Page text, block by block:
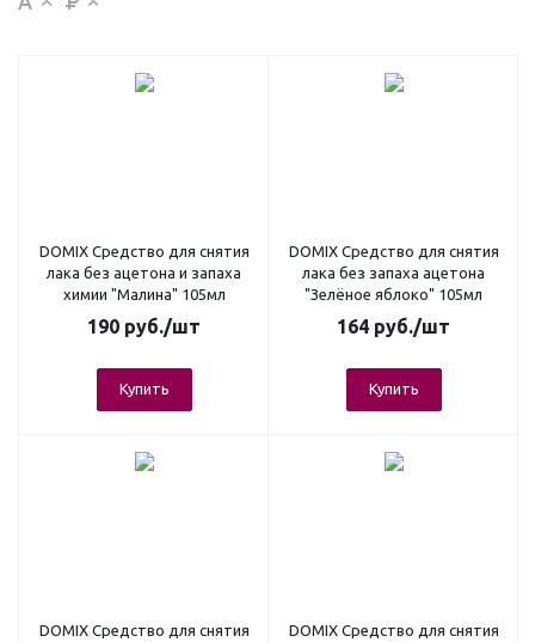
DOMIX Средство для снятия
лака без ацетона и запаха
химии "Малина" 105мл
190 руб./шт
Купить
DOMIX Средство для снятия
лака без запаха ацетона
"Зелёное яблоко" 105мл
164 руб./шт
Купить
DOMIX Средство для снятия
DOMIХ Средство для снятия